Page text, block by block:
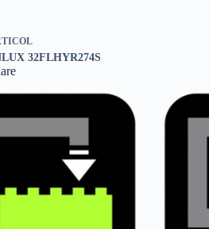
32FLHYR274S